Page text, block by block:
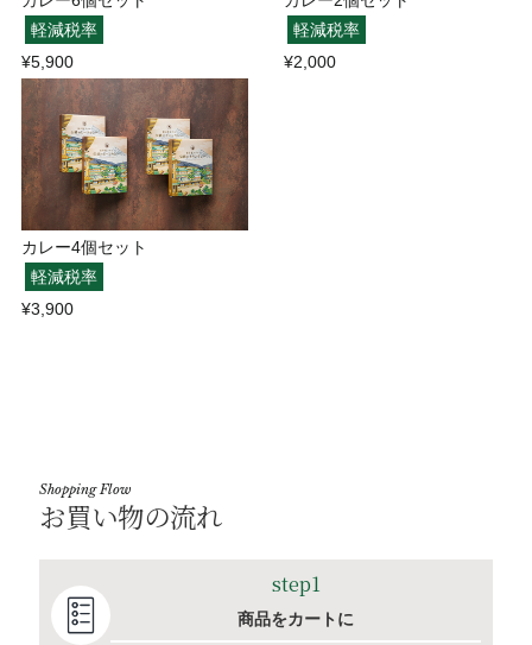
軽減税率
¥5,900
軽減税率
¥2,000
カレー4個セット
軽減税率
¥3,900
Shopping Flow
お買い物の流れ
step1
商品をカートに